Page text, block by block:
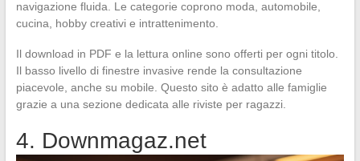
navigazione fluida. Le categorie coprono moda, automobile,
cucina, hobby creativi e intrattenimento.
Il download in PDF e la lettura online sono offerti per ogni titolo.
Il basso livello di finestre invasive rende la consultazione
piacevole, anche su mobile. Questo sito è adatto alle famiglie
grazie a una sezione dedicata alle riviste per ragazzi.
4. Downmagaz.net